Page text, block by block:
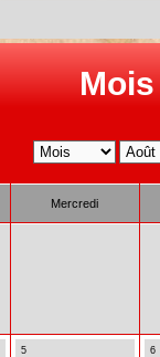
Mercredi
5 6